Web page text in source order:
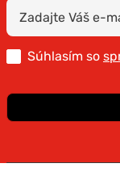
Súhlasím so